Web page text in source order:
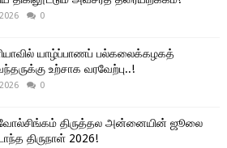
0
யாழ்ப்பாணப் பல்கலைக்கழகத்
உற்சாக வரவேற்பு..!
0
திருத்தல அன்னையின் ஜூலை
திருநாள் 2026!